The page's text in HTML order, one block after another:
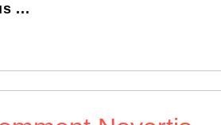
...